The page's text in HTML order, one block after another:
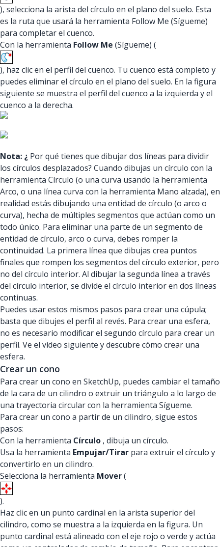
), selecciona la arista del círculo en el plano del suelo. Esta
es la ruta que usará la herramienta Follow Me (Sígueme)
para completar el cuenco.
Con la herramienta Follow Me (Sígueme) (
), haz clic en el perfil del cuenco. Tu cuenco está completo y
puedes eliminar el círculo en el plano del suelo. En la figura
siguiente se muestra el perfil del cuenco a la izquierda y el
cuenco a la derecha.
Nota: ¿ Por qué tienes que dibujar dos líneas para dividir
los círculos desplazados? Cuando dibujas un círculo con la
herramienta Círculo (o una curva usando la herramienta
Arco, o una línea curva con la herramienta Mano alzada), en
realidad estás dibujando una entidad de círculo (o arco o
curva), hecha de múltiples segmentos que actúan como un
todo único. Para eliminar una parte de un segmento de
entidad de círculo, arco o curva, debes romper la
continuidad. La primera línea que dibujas crea puntos
finales que rompen los segmentos del círculo exterior, pero
no del círculo interior. Al dibujar la segunda línea a través
del círculo interior, se divide el círculo interior en dos líneas
continuas.
Puedes usar estos mismos pasos para crear una cúpula;
basta que dibujes el perfil al revés. Para crear una esfera,
no es necesario modificar el segundo círculo para crear un
perfil. Ve el vídeo siguiente y descubre cómo crear una
esfera.
Crear un cono
Para crear un cono en SketchUp, puedes cambiar el tamaño
de la cara de un cilindro o extruir un triángulo a lo largo de
una trayectoria circular con la herramienta Sígueme.
Para crear un cono a partir de un cilindro, sigue estos
pasos:
Con la herramienta Círculo , dibuja un círculo.
Usa la herramienta Empujar/Tirar para extruir el círculo y
convertirlo en un cilindro.
Selecciona la herramienta Mover(
).
Haz clic en un punto cardinal en la arista superior del
cilindro, como se muestra a la izquierda en la figura. Un
punto cardinal está alineado con el eje rojo o verde y actúa